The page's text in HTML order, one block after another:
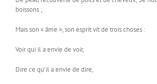
boissons ;
Mais son « âme », son esprit vit de trois choses :
Voir qui il a envie de voir,
Dire ce qu’il a envie de dire,